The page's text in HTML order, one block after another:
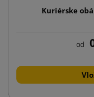
Kuriérske
od